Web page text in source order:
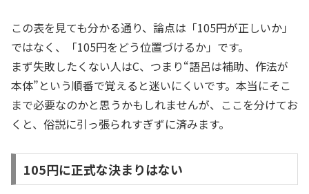
この表を見ても分かる通り、論点は「105円が正しいか」
ではなく、「105円をどう位置づけるか」です。
まず失敗したくない人はC、つまり“語呂は補助、作法が
本体”という順番で覚えると迷いにくいです。本当にそこ
まで必要なのかと思うかもしれませんが、ここを分けてお
くと、俗説に引っ張られすぎずに済みます。
105円に正式な決まりはない